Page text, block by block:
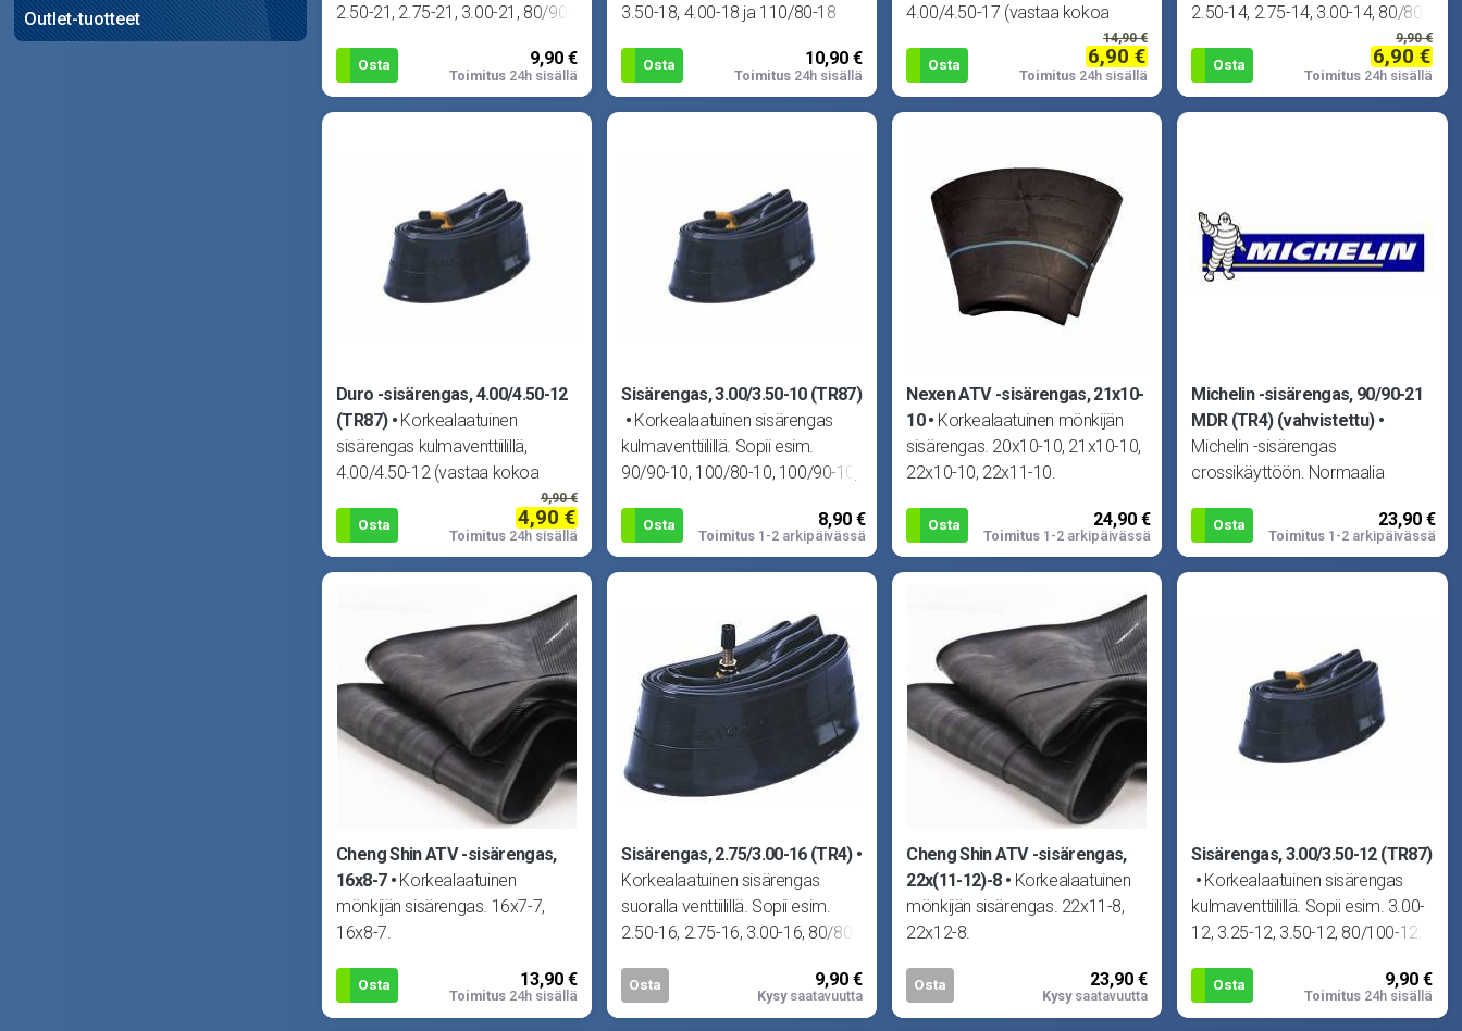
Outlet-tuotteet
2.50-21, 2.75-21, 3.00-21, 80/90-
Osta 9,90 €
Toimitus24h sisällä
3.50-18, 4.00-18 ja 110/80-18
Osta 10,90 €
Toimitus24h sisällä
4.00/4.50-17 (vastaa kokoa
140/70-17, 140/80-17, 150/60-
17 ja 160/60
Osta
14,90 €
6,90 €
Toimitus 24h sisällä
2.50-14, 2.75-14, 3.00-14, 80/80-
Osta
9,90 €
6,90 €
Toimitus 24h sisällä
Duro -sisärengas, 4.00/4.50-12
(TR87)
Korkealaatuinen
sisärengas kulmaventtiilillä,
4.00/4.50-12 (vastaa kokoa
Osta
9,90 €
4,90 €
Toimitus24h sisällä
Sisärengas, 3.00/3.50-10 (TR87)
Korkealaatuinen sisärengas
kulmaventtiilillä. Sopii esim.
90/90-10, 100/80-10, 100/90-10,
Osta 8,90 €
Toimitus1-2 arkipäivässä
Nexen ATV -sisärengas, 21x10-
10
Korkealaatuinen mönkijän
sisärengas. 20x10-10, 21x10-10,
22x10-10, 22x11-10.
Osta 24,90 €
Toimitus1-2 arkipäivässä
Michelin -sisärengas, 90/90-21
MDR (TR4) (vahvistettu)
Michelin -sisärengas
crossikäyttöön. Normaalia
takaa pidemmän käyttöiän
Osta 23,90 €
Toimitus1-2 arkipäivässä
Cheng Shin ATV -sisärengas,
16x8-7
Korkealaatuinen
mönkijän sisärengas. 16x7-7,
16x8-7.
Osta 13,90 €
Toimitus24h sisällä
Sisärengas, 2.75/3.00-16 (TR4)
Korkealaatuinen sisärengas
suoralla venttiilillä. Sopii esim.
2.50-16, 2.75-16, 3.00-16, 80/80-
Osta 9,90 €
Kysysaatavuutta
Cheng Shin ATV -sisärengas,
22x(11-12)-8
Korkealaatuinen
mönkijän sisärengas. 22x11-8,
22x12-8.
Osta 23,90 €
Kysysaatavuutta
Sisärengas, 3.00/3.50-12 (TR87)
Korkealaatuinen sisärengas
kulmaventtiilillä. Sopii esim. 3.00-
12, 3.25-12, 3.50-12, 80/100-12,
Osta 9,90 €
Toimitus 24h sisällä